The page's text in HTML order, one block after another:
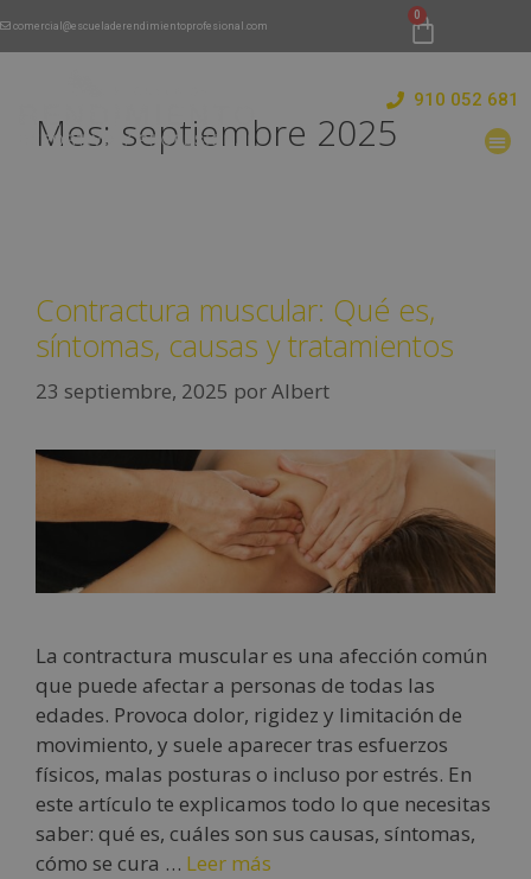
comercial@escueladerendimientoprofesional.com
910 052 681
Mes: septiembre 2025
Contractura muscular: Qué es,
síntomas, causas y tratamientos
23 septiembre, 2025 porAlbert
La contractura muscular es una afección común
que puede afectar a personas de todas las
edades. Provoca dolor, rigidez y limitación de
movimiento, y suele aparecer tras esfuerzos
físicos, malas posturas o incluso por estrés. En
este artículo te explicamos todo lo que necesitas
saber: qué es, cuáles son sus causas, síntomas,
cómo se cura … Leer más